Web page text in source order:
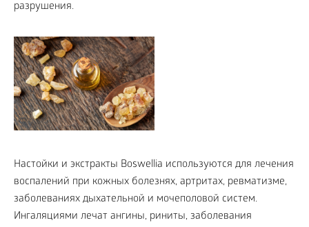
разрушения.
Настойки и экстракты Boswellia используются для лечения
воспалений при кожных болезнях, артритах, ревматизме,
заболеваниях дыхательной и мочеполовой систем.
Ингаляциями лечат ангины, риниты, заболевания